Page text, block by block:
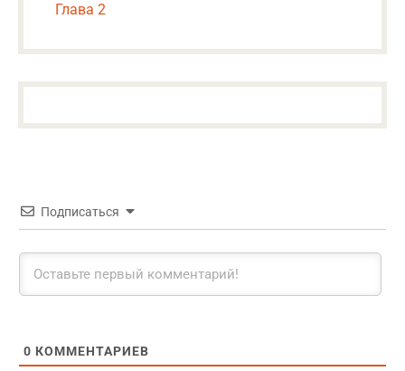
Глава 2
Подписаться
0 КОММЕНТАРИЕВ